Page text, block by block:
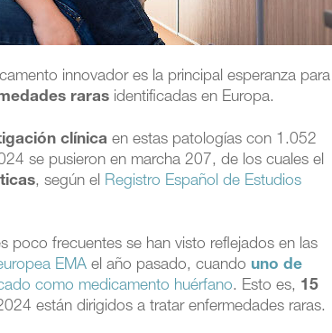
innovador es la principal esperanza para
raras identificadas en Europa.
clínica en estas patologías con 1.052
se pusieron en marcha 207, de los cuales el
, según el Registro Español de Estudios
poco frecuentes se han visto reflejados en las
EMA el año pasado, cuando uno de
como medicamento huérfano. Esto es, 15
están dirigidos a tratar enfermedades raras.